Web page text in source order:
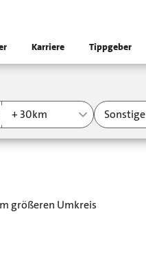
Karriere Tippgeber
+ 30km Sonstige
größeren Umkreis